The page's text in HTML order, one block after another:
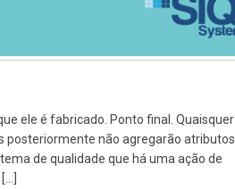
ele é fabricado. Ponto final.
posteriormente não agregarão
de qualidade que há uma ação de